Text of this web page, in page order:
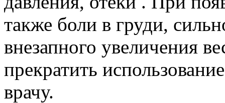
также боли в груди,
внезапного увеличения
прекратить
врачу.